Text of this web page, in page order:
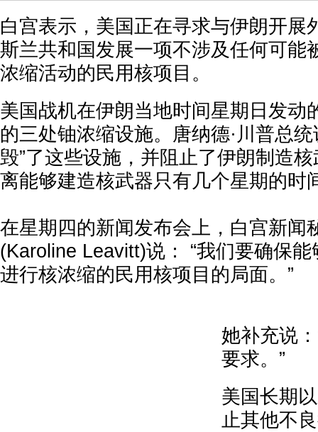
白宫表示，美国正在寻求与伊朗开展
斯兰共和国发展一项不涉及任何可能
浓缩活动的民用核项目。
美国战机在伊朗当地时间星期日发动
的三处铀浓缩设施。唐纳德·川普总
毁”了这些设施，并阻止了伊朗制造
离能够建造核武器只有几个星期的时
在星期四的新闻发布会上，白宫新闻
(Karoline Leavitt)说： “我们要确保
进行核浓缩的民用核项目的局面。”
她补充说
要求。”
美国长期
止其他不